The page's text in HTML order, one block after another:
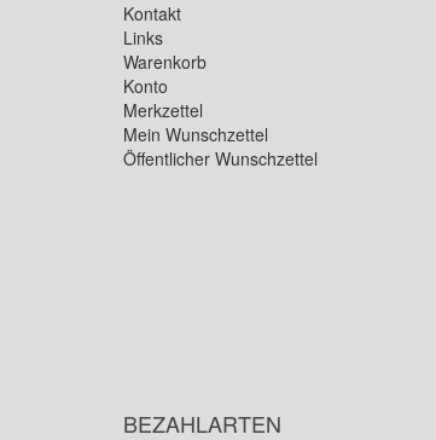
Kontakt
Links
Warenkorb
Konto
Merkzettel
Mein Wunschzettel
Öffentlicher Wunschzettel
BEZAHLARTEN